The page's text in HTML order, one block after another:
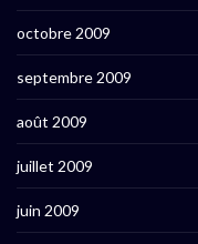
octobre 2009
septembre 2009
août 2009
juillet 2009
juin 2009